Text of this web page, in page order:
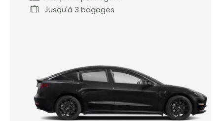
Jusqu'à 3 bagages